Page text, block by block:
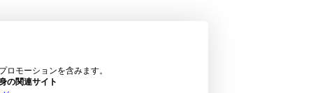
ロモーションを含みます。
の関連サイト